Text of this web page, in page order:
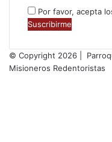
Por favor, acepta
© Copyright 2026 |
Misioneros Redentoristas